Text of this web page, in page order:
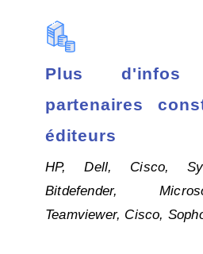
Plus
partenaires
éditeurs
HP, Dell, Cisco,
Bitdefender,
Teamviewer, Cisco,